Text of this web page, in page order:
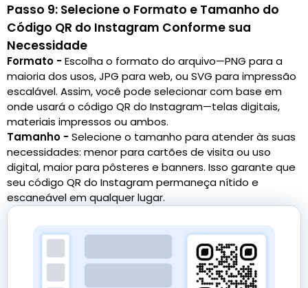
Passo 9: Selecione o Formato e Tamanho do
Código QR do Instagram Conforme sua
Necessidade
Formato - Escolha o formato do arquivo—PNG para a
maioria dos usos, JPG para web, ou SVG para impressão
escalável. Assim, você pode selecionar com base em
onde usará o código QR do Instagram—telas digitais,
materiais impressos ou ambos.
Tamanho - Selecione o tamanho para atender às suas
necessidades: menor para cartões de visita ou uso
digital, maior para pôsteres e banners. Isso garante que
seu código QR do Instagram permaneça nítido e
escaneável em qualquer lugar.